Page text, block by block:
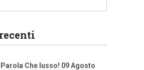
Che lusso! 09 Agosto